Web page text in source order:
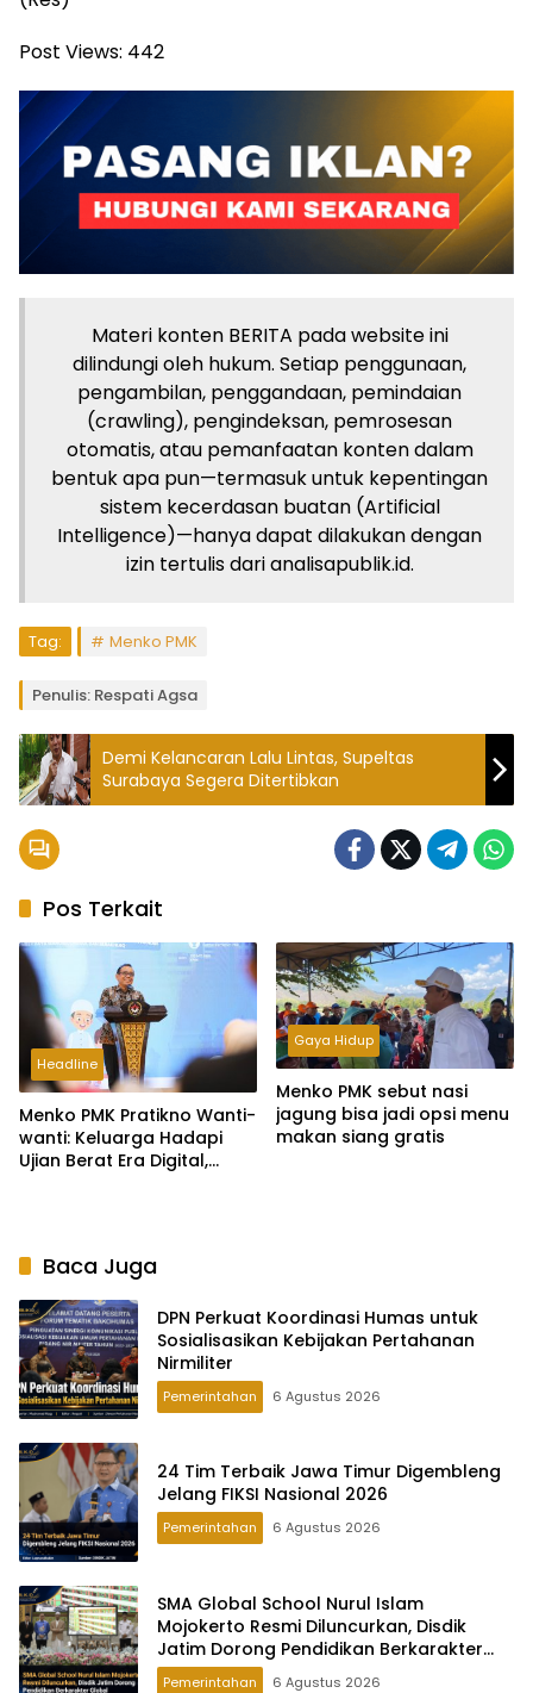
Post Views: 442
Materi konten BERITA pada website ini
dilindungi oleh hukum. Setiap penggunaan,
pengambilan, penggandaan, pemindaian
(crawling), pengindeksan, pemrosesan
otomatis, atau pemanfaatan konten dalam
bentuk apa pun—termasuk untuk kepentingan
sistem kecerdasan buatan (Artificial
Intelligence)—hanya dapat dilakukan dengan
izin tertulis dari analisapublik.id.
Tag: Menko PMK
Penulis: Respati Agsa
Demi Kelancaran Lalu Lintas, Supeltas
Surabaya Segera Ditertibkan
Pos Terkait
Headline
Menko PMK Pratikno Wanti-
wanti: Keluarga Hadapi
Ujian Berat Era Digital,
Gaya Hidup
Menko PMK sebut nasi
jagung bisa jadi opsi menu
makan siang gratis
Baca Juga
DPN Perkuat Koordinasi Humas untuk
Sosialisasikan Kebijakan Pertahanan
Nirmiliter
Pemerintahan 6 Agustus 2026
24 Tim Terbaik Jawa Timur Digembleng
Jelang FIKSI Nasional 2026
Pemerintahan 6 Agustus 2026
SMA Global School Nurul Islam
Mojokerto Resmi Diluncurkan, Disdik
Jatim Dorong Pendidikan Berkarakter
Global
Pemerintahan 6 Agustus 2026